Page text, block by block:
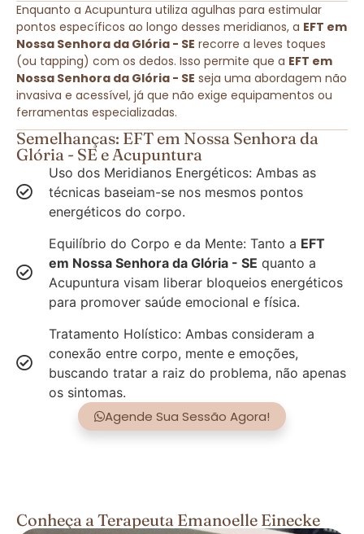
Enquanto a Acupuntura utiliza agulhas para estimular
pontos específicos ao longo desses meridianos, a EFT em
Nossa Senhora da Glória - SE recorre a leves toques
(ou tapping) com os dedos. Isso permite que a EFT em
Nossa Senhora da Glória - SE seja uma abordagem não
invasiva e acessível, já que não exige equipamentos ou
ferramentas especializadas.
Semelhanças: EFT em Nossa Senhora da
Glória - SE e Acupuntura
Uso dos Meridianos Energéticos: Ambas as
técnicas baseiam-se nos mesmos pontos
energéticos do corpo.
Equilíbrio do Corpo e da Mente: Tanto a EFT
em Nossa Senhora da Glória - SE quanto a
Acupuntura visam liberar bloqueios energéticos
para promover saúde emocional e física.
Tratamento Holístico: Ambas consideram a
conexão entre corpo, mente e emoções,
buscando tratar a raiz do problema, não apenas
os sintomas.
Agende Sua Sessão Agora!
Conheça a Terapeuta Emanoelle Einecke